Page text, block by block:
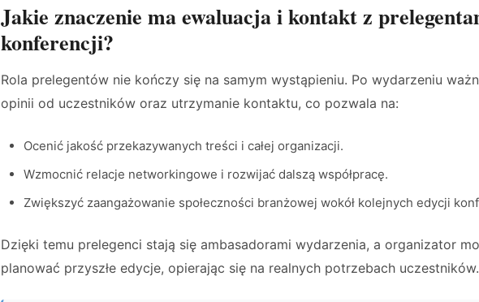
Jakie znaczenie ma ewaluacja i kontakt z
konferencji?
Rola prelegentów nie kończy się na samym wystąpieniu. Po wydarzeniu
opinii od uczestników oraz utrzymanie kontaktu, co pozwala na:
Ocenić jakość przekazywanych treści i całej organizacji.
Wzmocnić relacje networkingowe i rozwijać dalszą współpracę.
Zwiększyć zaangażowanie społeczności branżowej wokół kolejnych edycji
Dzięki temu prelegenci stają się ambasadorami wydarzenia, a organizator
planować przyszłe edycje, opierając się na realnych potrzebach uczestników.